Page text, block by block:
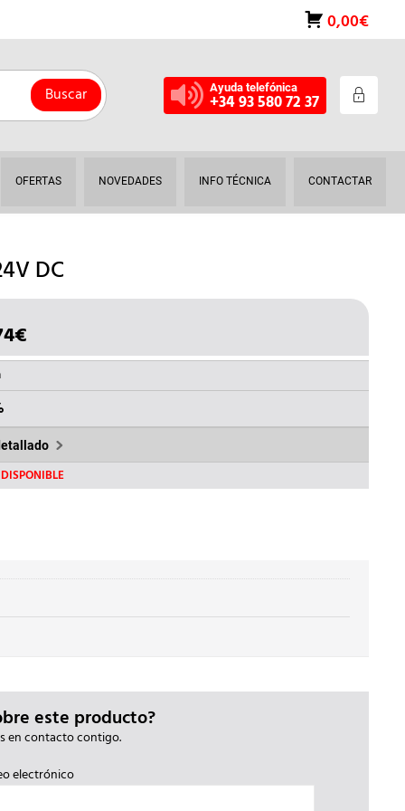
0,00€
Buscar Ayuda telefónica
+34 93 580 72 37
OFERTAS NOVEDADES INFO TÉCNICA CONTACTAR
DC
€EL
PRECIO
ES:
este producto?
en contacto contigo.
electrónico